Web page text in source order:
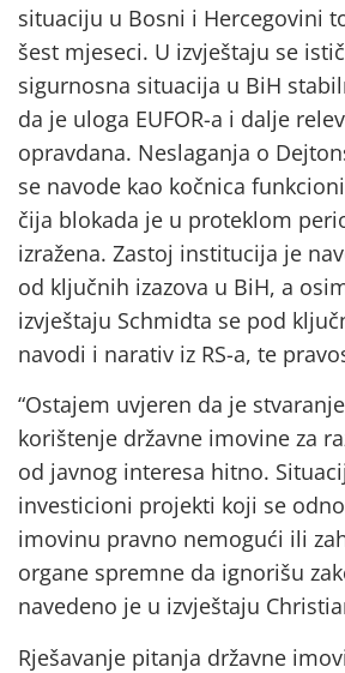
situaciju u Bosni i Hercegovini
šest mjeseci. U izvještaju se
sigurnosna situacija u BiH
da je uloga EUFOR-a i dalje
opravdana. Neslaganja o
se navode kao kočnica
čija blokada je u proteklom
izražena. Zastoj institucija je
od ključnih izazova u BiH, a
izvještaju Schmidta se pod
navodi i narativ iz RS-a, te
“Ostajem uvjeren da je
korištenje državne imovine za
od javnog interesa hitno.
investicioni projekti koji se
imovinu pravno nemogući ili
organe spremne da ignorišu
navedeno je u izvještaju
Rješavanje pitanja državne